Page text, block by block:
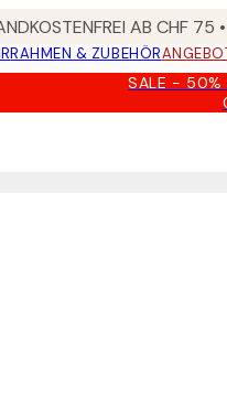
AB CHF 75
RAHMEN & ZUBEHÖR
SALE - 50%